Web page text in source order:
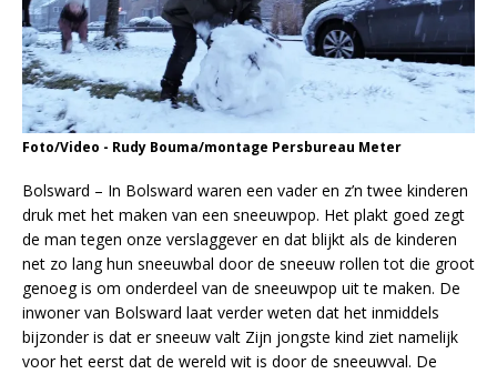
Foto/Video - Rudy Bouma/montage Persbureau Meter
Bolsward – In Bolsward waren een vader en z’n twee kinderen
druk met het maken van een sneeuwpop. Het plakt goed zegt
de man tegen onze verslaggever en dat blijkt als de kinderen
net zo lang hun sneeuwbal door de sneeuw rollen tot die groot
genoeg is om onderdeel van de sneeuwpop uit te maken. De
inwoner van Bolsward laat verder weten dat het inmiddels
bijzonder is dat er sneeuw valt Zijn jongste kind ziet namelijk
voor het eerst dat de wereld wit is door de sneeuwval. De